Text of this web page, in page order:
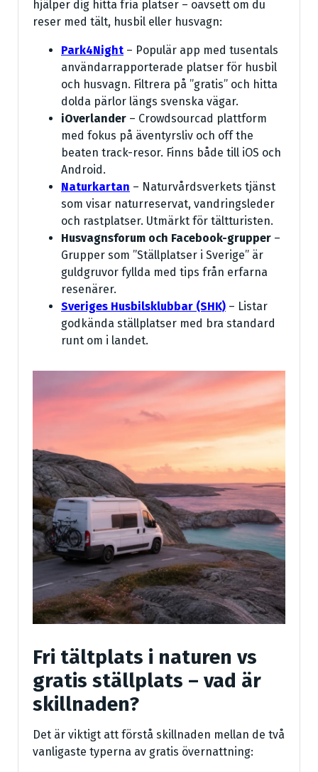
hjälper dig hitta fria platser – oavsett om du
reser med tält, husbil eller husvagn:
Park4Night – Populär app med tusentals
användarrapporterade platser för husbil
och husvagn. Filtrera på ”gratis” och hitta
dolda pärlor längs svenska vägar.
iOverlander – Crowdsourcad plattform
med fokus på äventyrsliv och off the
beaten track-resor. Finns både till iOS och
Android.
Naturkartan – Naturvårdsverkets tjänst
som visar naturreservat, vandringsleder
och rastplatser. Utmärkt för tältturisten.
Husvagnsforum och Facebook-grupper –
Grupper som ”Ställplatser i Sverige” är
guldgruvor fyllda med tips från erfarna
resenärer.
Sveriges Husbilsklubbar (SHK) – Listar
godkända ställplatser med bra standard
runt om i landet.
Fri tältplats i naturen vs
gratis ställplats – vad är
skillnaden?
Det är viktigt att förstå skillnaden mellan de två
vanligaste typerna av gratis övernattning: